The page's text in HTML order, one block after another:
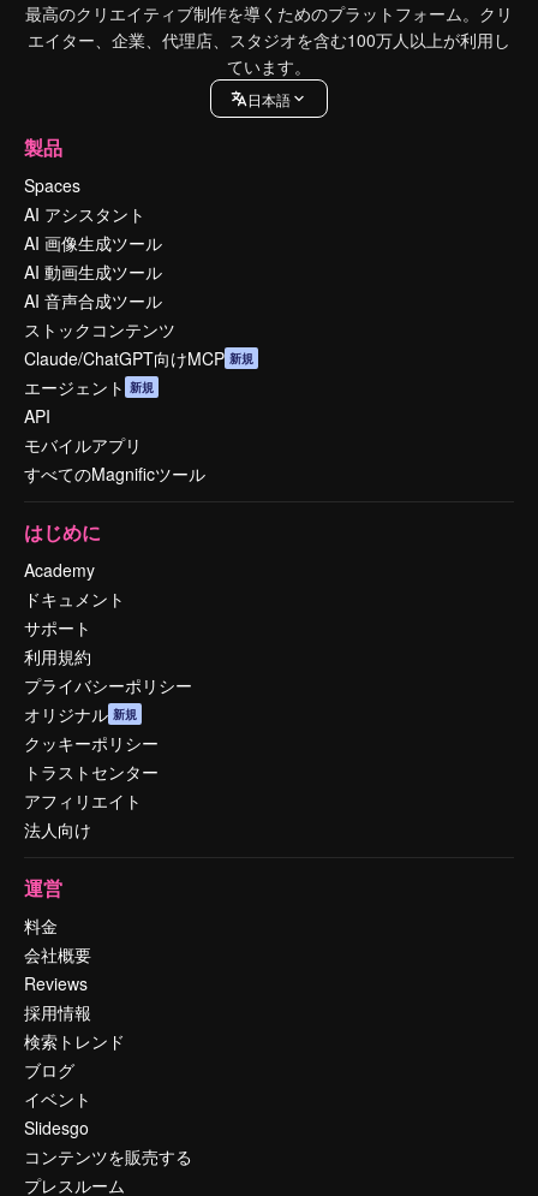
最高のクリエイティブ制作を導くためのプラットフォーム。クリ
エイター、企業、代理店、スタジオを含む100万人以上が利用し
ています。
日本語
製品
Spaces
AI アシスタント
AI 画像生成ツール
AI 動画生成ツール
AI 音声合成ツール
ストックコンテンツ
Claude/ChatGPT向けMCP 新規
エージェント 新規
API
モバイルアプリ
すべてのMagnificツール
はじめに
Academy
ドキュメント
サポート
利用規約
プライバシーポリシー
オリジナル 新規
クッキーポリシー
トラストセンター
アフィリエイト
法人向け
運営
料金
会社概要
Reviews
採用情報
検索トレンド
ブログ
イベント
Slidesgo
コンテンツを販売する
プレスルーム